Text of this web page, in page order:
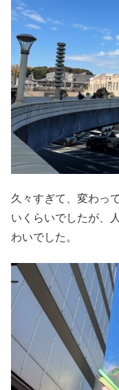
久々すぎて、変わっ
いくらいでしたが、
わいでした。